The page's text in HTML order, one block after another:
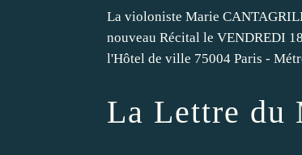
La violoniste Marie
nouveau Récital le VENDREDI
l'Hôtel de ville 75004 Paris -
La Lettre du